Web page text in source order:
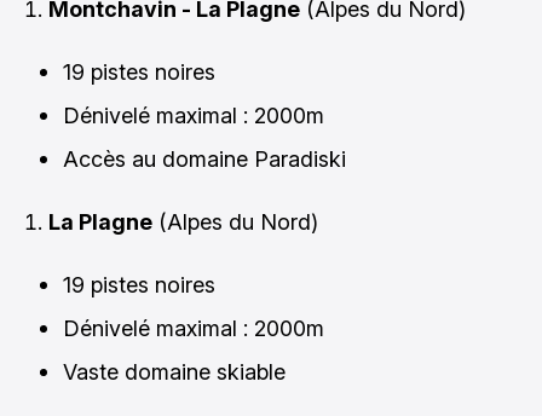
Montchavin - La Plagne (Alpes du Nord)
19 pistes noires
Dénivelé maximal : 2000m
Accès au domaine Paradiski
La Plagne (Alpes du Nord)
19 pistes noires
Dénivelé maximal : 2000m
Vaste domaine skiable